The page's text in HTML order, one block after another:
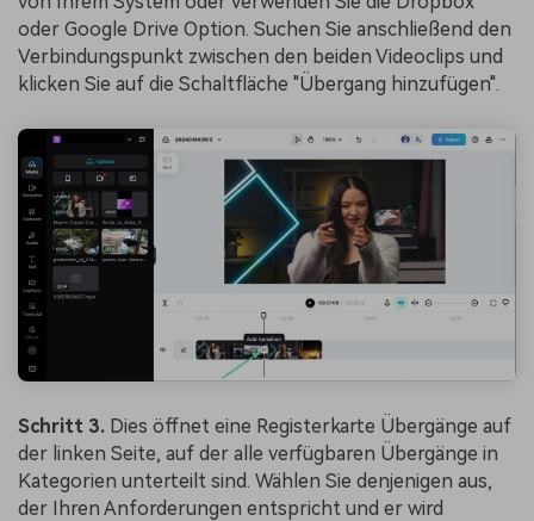
oder Google Drive Option. Suchen Sie anschließend den
Verbindungspunkt zwischen den beiden Videoclips und
klicken Sie auf die Schaltfläche "Übergang hinzufügen".
Schritt 3. Dies öffnet eine Registerkarte Übergänge auf
der linken Seite, auf der alle verfügbaren Übergänge in
Kategorien unterteilt sind. Wählen Sie denjenigen aus,
der Ihren Anforderungen entspricht und er wird